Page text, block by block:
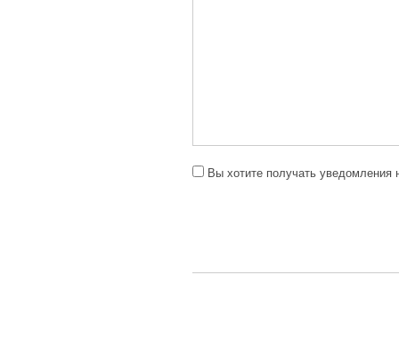
Вы хотите получать